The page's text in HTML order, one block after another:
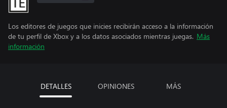
Los editores de juegos que inicies recibirán acceso a la información
de tu perfil de Xbox y a los datos asociados mientras juegas. Más
información
DETALLES OPINIONES MÁS